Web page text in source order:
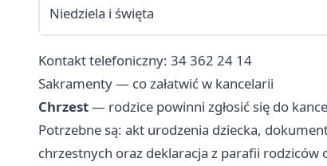
Niedziela i święta
Kontakt telefoniczny: 34 362 24 14
Sakramenty — co załatwić w kancelarii
Chrzest— rodzice powinni zgłosić się do
Potrzebne są: akt urodzenia dziecka,
chrzestnych oraz deklaracja z parafii rodziców